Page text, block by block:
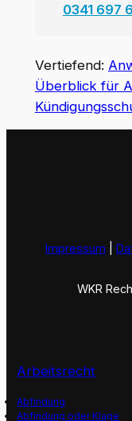
0341 697
Vertiefend:
Überblick für
Impressum
WKR
Arbeitsrecht
Abfindung
Abfindung oder Klage